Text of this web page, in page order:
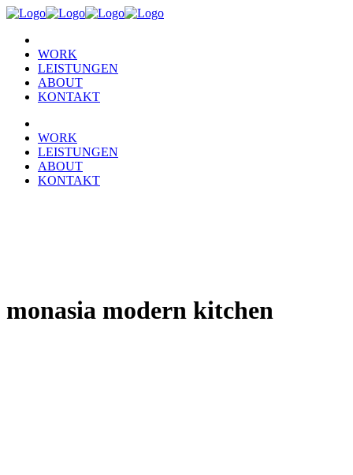
WORK
LEISTUNGEN
ABOUT
KONTAKT
WORK
LEISTUNGEN
ABOUT
KONTAKT
monasia modern kitchen